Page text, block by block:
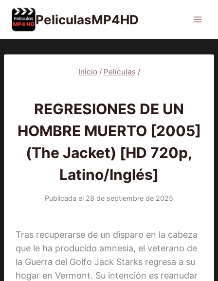
Saltar
contenido
PeliculasMP4HD
Inicio / Películas /
REGRESIONES DE UN
HOMBRE MUERTO [2005]
(The Jacket) [HD 720p,
Latino/Inglés]
Publicada el 28 de septiembre de 2025
Tras recuperarse de un disparo en la cabeza
que le ha producido amnesia, el veterano de
la Guerra del Golfo Jack Starks regresa a su
hogar en Vermont. Su intención es reanudar